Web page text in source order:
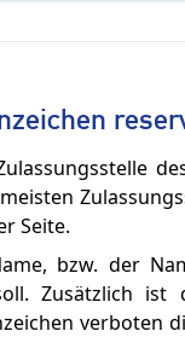
Seite.
bzw. der
Zusätzlich
verboten